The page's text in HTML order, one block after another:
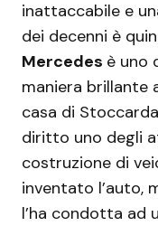
inattaccabile e
dei decenni è
Mercedes è uno
maniera brillante
casa di
diritto uno degli
costruzione di
inventato l’auto,
l’ha condotta ad